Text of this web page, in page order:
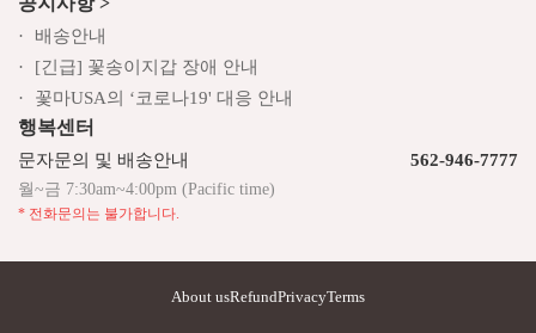
배송안내
[긴급] 꽃송이지갑 장애 안내
꽃마USA의 ‘코로나19' 대응 안내
행복센터
문자문의 및 배송안내 562-946-7777
월~금 7:30am~4:00pm (Pacific time)
* 전화문의는 불가합니다.
About usRefundPrivacyTerms